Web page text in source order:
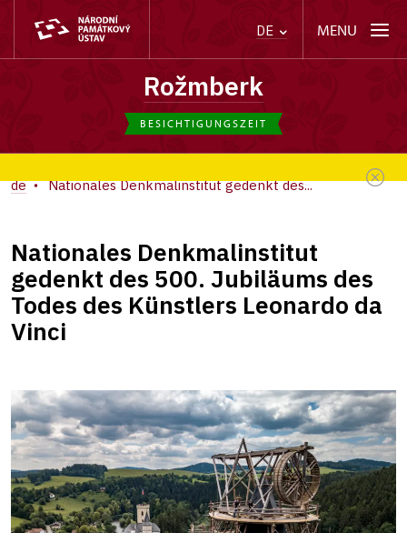
DE MENU
Rožmberk
BESICHTIGUNGSZEIT
de Nationales Denkmalinstitut gedenkt des...
Nationales Denkmalinstitut
gedenkt des 500. Jubiläums des
Todes des Künstlers Leonardo da
Vinci